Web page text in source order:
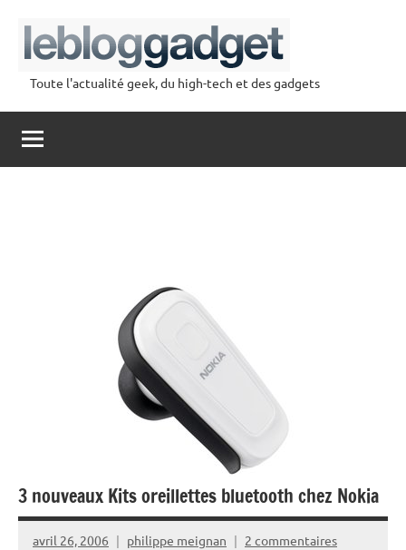
contenu
lebloggadget
Toute l'actualité geek, du high-tech et des gadgets
3 nouveaux Kits oreillettes bluetooth chez Nokia
avril 26, 2006 philippe meignan 2 commentaires